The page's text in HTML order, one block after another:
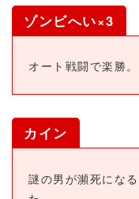
ゾンビへい×3
オート戦闘で楽勝。
カイン
謎の男が瀕死にな